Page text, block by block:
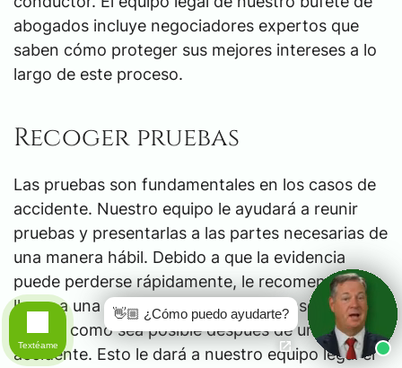
abogados incluye negociadores expertos que
saben cómo proteger sus mejores intereses a lo
largo de este proceso.
Recoger pruebas
Las pruebas son fundamentales en los casos de
accidente. Nuestro equipo le ayudará a reunir
pruebas y presentarlas a las partes necesarias de
una manera hábil. Debido a que la evidencia
puede perderse rápidamente, le recomendamos
llegar a una evaluación gratuita del caso * tan
pronto como sea posible después de un
accidente. Esto le dará a nuestro equipo legal el
👋🏼 ¿Cómo puedo ayudarte?
Textéame